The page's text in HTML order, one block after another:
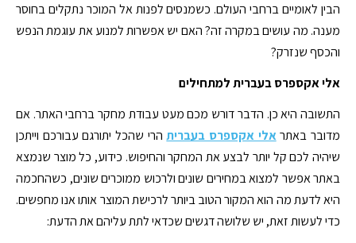
הבין לאומיים ברחבי העולם. כשמנסים לפנות אל המוכר נתקלים בחוסר
מענה. מה עושים במקרה זה? האם יש אפשרות למנוע את עוגמת הנפש
והכסף שנזרק?
אלי אקספרס בעברית למתחילים
התשובה היא כן. הדבר דורש מכם מעט עבודת מחקר ברחבי האתר. אם
מדובר באתראלי אקספרס בעבריתהרי שהכל יתורגם עבורכם וייתכן
שיהיה לכם קל יותר לבצע את המחקר והחיפוש. כידוע, כל מוצר שנמצא
באתר אפשר למצוא במחירים שונים ולרכוש ממוכרים שונים, כשהחכמה
היא לדעת מה הוא המקור הטוב ביותר לרכישת המוצר אותו אנו מחפשים.
כדי לעשות זאת, יש שלושה דגשים שכדאי לתת עליהם את הדעת: